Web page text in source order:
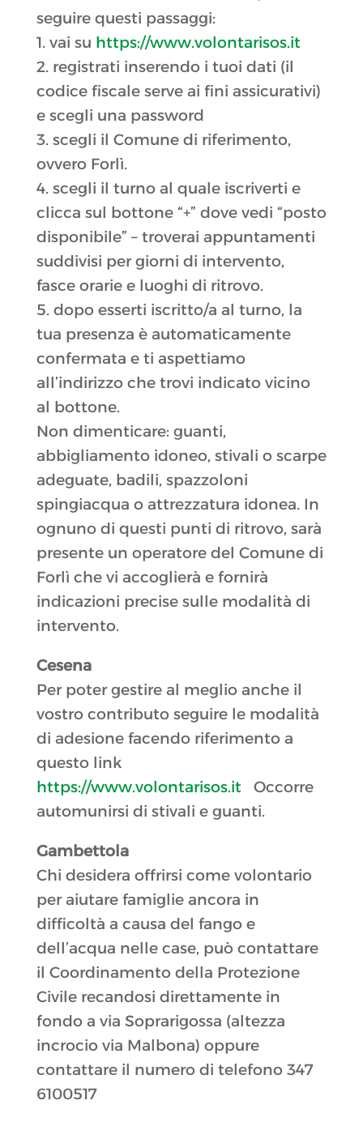
seguire questi passaggi:
1. vai su https://www.volontarisos.it
2. registrati inserendo i tuoi dati (il
codice fiscale serve ai fini assicurativi)
e scegli una password
3. scegli il Comune di riferimento,
ovvero Forlì.
4. scegli il turno al quale iscriverti e
clicca sul bottone “+” dove vedi “posto
disponibile” – troverai appuntamenti
suddivisi per giorni di intervento,
fasce orarie e luoghi di ritrovo.
5. dopo esserti iscritto/a al turno, la
tua presenza è automaticamente
confermata e ti aspettiamo
all’indirizzo che trovi indicato vicino
al bottone.
Non dimenticare: guanti,
abbigliamento idoneo, stivali o scarpe
adeguate, badili, spazzoloni
spingiacqua o attrezzatura idonea. In
ognuno di questi punti di ritrovo, sarà
presente un operatore del Comune di
Forlì che vi accoglierà e fornirà
indicazioni precise sulle modalità di
intervento.
Cesena
Per poter gestire al meglio anche il
vostro contributo seguire le modalità
di adesione facendo riferimento a
questo link
https://www.volontarisos.itOccorre
automunirsi di stivali e guanti.
Gambettola
Chi desidera offrirsi come volontario
per aiutare famiglie ancora in
difficoltà a causa del fango e
dell’acqua nelle case, può contattare
il Coordinamento della Protezione
Civile recandosi direttamente in
fondo a via Soprarigossa (altezza
incrocio via Malbona) oppure
contattare il numero di telefono 347
6100517